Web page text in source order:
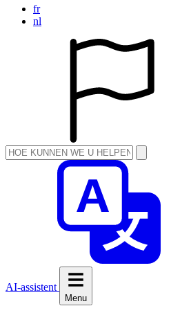
fr
nl
AI-assistent
Menu